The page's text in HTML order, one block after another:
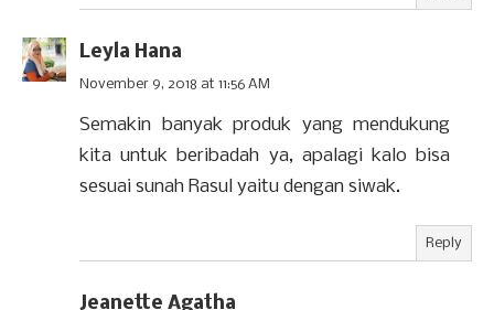
Leyla Hana
November 9, 2018 at 11:56 AM
Semakin banyak produk yang mendukung
kita untuk beribadah ya, apalagi kalo bisa
sesuai sunah Rasul yaitu dengan siwak.
Reply
Jeanette Agatha